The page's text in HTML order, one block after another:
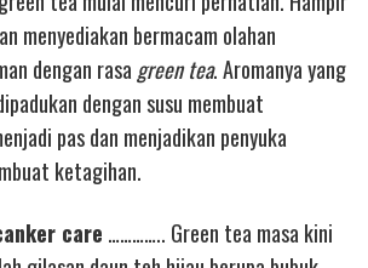
menyediakan bermacam olahan
dengan rasa green tea. Aromanya yang
dengan susu membuat
pas dan menjadikan penyuka
ketagihan.
care ………….. Green tea masa kini